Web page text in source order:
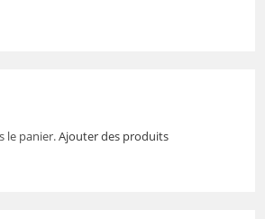
le panier.Ajouter des produits